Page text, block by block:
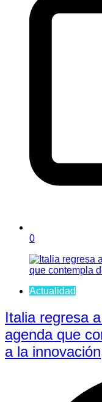
0
Actualidad
Italia regresa
agenda que
a la innovación